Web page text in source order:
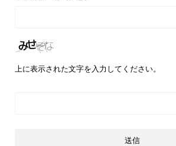
上に表示された文字を入力してください。